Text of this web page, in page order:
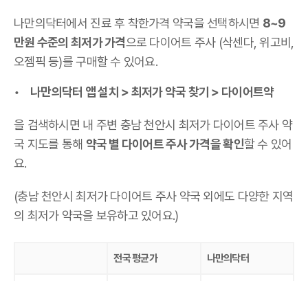
나만의닥터에서 진료 후 착한가격 약국을 선택하시면 8~9
만원 수준의 최저가 가격으로 다이어트 주사 (삭센다, 위고비,
오젬픽 등)를 구매할 수 있어요.
나만의닥터 앱 설치 > 최저가 약국 찾기 > 다이어트약
을 검색하시면 내 주변 충남 천안시 최저가 다이어트 주사 약
국 지도를 통해 약국 별 다이어트 주사 가격을 확인할 수 있어
요.
(충남 천안시 최저가 다이어트 주사 약국 외에도 다양한 지역
의 최저가 약국을 보유하고 있어요.)
전국 평균가 나만의닥터